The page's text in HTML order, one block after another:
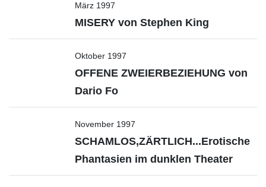
März 1997
MISERY von Stephen King
Oktober 1997
OFFENE ZWEIERBEZIEHUNG von
Dario Fo
November 1997
SCHAMLOS,ZÄRTLICH...Erotische
Phantasien im dunklen Theater